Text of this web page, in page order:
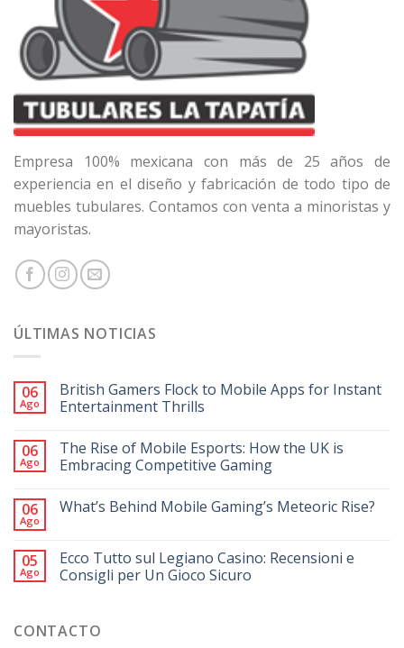
Empresa 100% mexicana con más de 25 años de
experiencia en el diseño y fabricación de todo tipo de
muebles tubulares. Contamos con venta a minoristas y
mayoristas.
ÚLTIMAS NOTICIAS
06
Ago
British Gamers Flock to Mobile Apps for Instant
Entertainment Thrills
06
Ago
The Rise of Mobile Esports: How the UK is
Embracing Competitive Gaming
06
Ago
What’s Behind Mobile Gaming’s Meteoric Rise?
05
Ago
Ecco Tutto sul Legiano Casino: Recensioni e
Consigli per Un Gioco Sicuro
CONTACTO